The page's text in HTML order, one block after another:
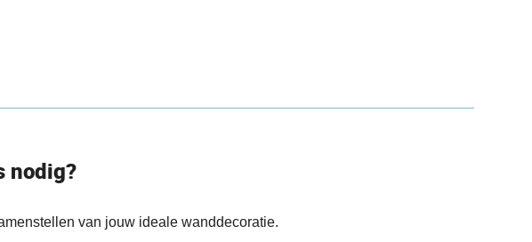
nodig?
van jouw ideale wanddecoratie.